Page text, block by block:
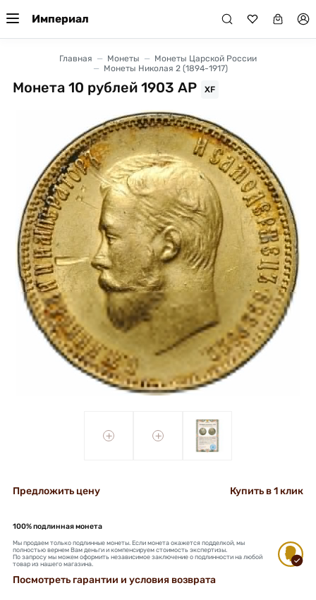
Империал
Главная Монеты
Монеты Царской России
Монеты Николая 2 (1894-1917)
Монета 10 рублей 1903 АР XF
+ +
Предложить цену Купить в 1 клик
100% подлинная монета
Мы продаем только подлинные монеты. Если монета окажется подделкой, мы
полностью вернем Вам деньги и компенсируем стоимость экспертизы.
По запросу мы можем оформить независимое заключение о подлинности на любой
товар из нашего магазина.
Посмотреть гарантии и условия возврата